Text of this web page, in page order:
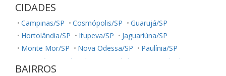
CIDADES
Campinas/SP Cosmópolis/SP
Guarujá/SP
Hortolândia/SP
Itupeva/SP
Jaguariúna/SP
Monte Mor/SP
Nova Odessa/SP
Paulínia/SP
Sumaré/SP
Ubatuba/SP Valinhos/SP Vinhedo/SP
BAIRROS